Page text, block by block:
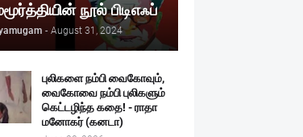
நூல் பிடிஎஃப்
- August 31, 2024
புலிகளை நம்பி வைகோவும்,
வைகோவை நம்பி புலிகளும்
கெட்டழிந்த கதை! - ராதா
மனோகர் (கனடா)